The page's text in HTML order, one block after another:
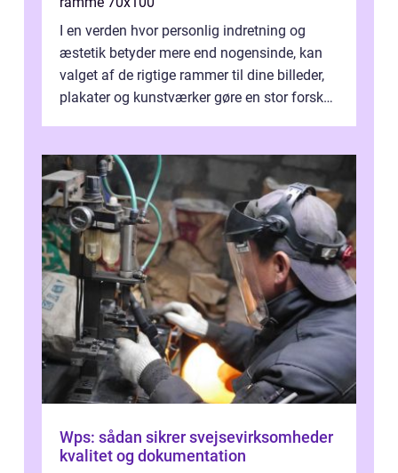
I en verden hvor personlig indretning og
æstetik betyder mere end nogensinde, kan
valget af de rigtige rammer til dine billeder,
plakater og kunstværker gøre en stor forskel.
Wps: sådan sikrer svejsevirksomheder
kvalitet og dokumentation